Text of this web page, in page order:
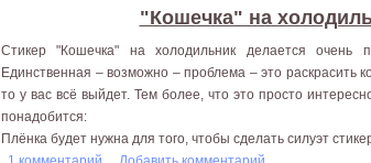
"Кошечка" на
Стикер "Кошечка" на холодильник делается очень
Единственная – возможно – проблема – это раскрасить
то у вас всё выйдет. Тем более, что это просто
понадобится:
Плёнка будет нужна для того, чтобы сделать силуэт